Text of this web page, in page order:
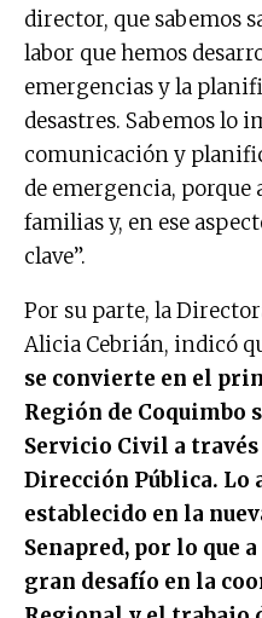
director, que sabemos
labor que hemos
emergencias y la
desastres. Sabemos lo
comunicación y
de emergencia, porque
familias y, en ese
clave”.
Por su parte, la
Alicia Cebrián, indicó
se convierte en el
Región de Coquimbo
Servicio Civil a
Dirección Pública. Lo
establecido en la
Senapred, por lo que
gran desafío en la